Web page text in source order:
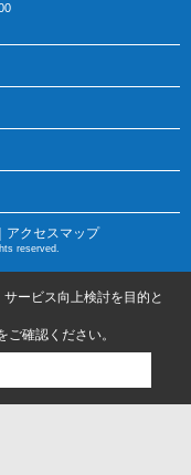
｜アクセスマップ
reserved.
ービス向上検討を目的と
ご確認ください。